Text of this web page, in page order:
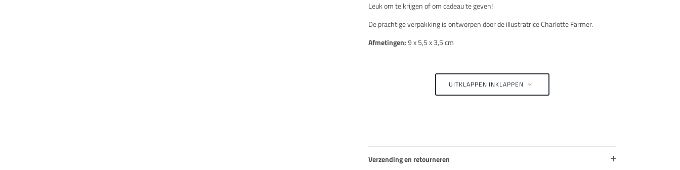
Leuk om te krijgen of om cadeau te geven!
De prachtige verpakking is ontworpen door de illustratrice Charlotte Farmer.
Afmetingen:9 x 5,5 x 3,5 cm
UITKLAPPEN INKLAPPEN
Verzending en retourneren